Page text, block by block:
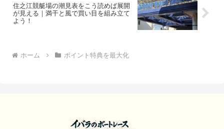
住之江競艇場の潮見表をこう読めば展開
が見える｜満干と風で買い目を組み立て
よう！
ホーム ポイント特典を最大化